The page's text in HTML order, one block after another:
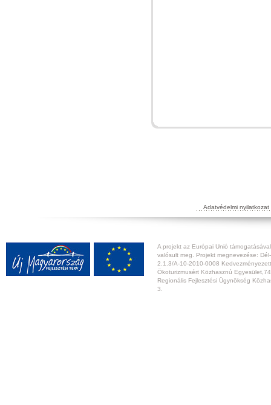
Adatvédelmi nyilatkozat
A projekt az Európai Unió
valósult meg. Projekt megnevezése:
2.1.3/A-10-2010-0008
Ökoturizmusért Közhasznú
Regionális Fejlesztési Ügynökség
3.